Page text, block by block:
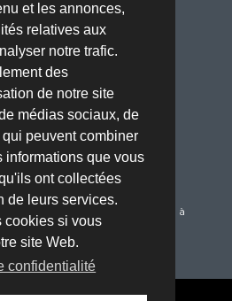
et les annonces,
relatives aux
notre trafic.
des
de notre site
médias sociaux, de
peuvent combiner
informations que vous
ont collectées
de leurs services.
cookies si vous
site Web.
confidentialité
l'Industrie - 34820 TEYRAN
à 17h00 le Vendredi de 08h00 à